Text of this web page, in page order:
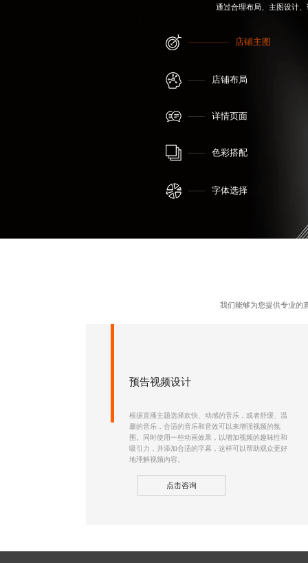
通过合理布局、主图设计
店铺主图
店铺布局
详情页面
色彩搭配
字体选择
我们能够为您提供专业的
预告视频设计
根据直播主题选择欢快、动感的音乐，或者舒缓、温
馨的音乐，合适的音乐和音效可以来增强视频的氛
围。同时使用一些动画效果，以增加视频的趣味性和
吸引力，并添加合适的字幕，这样可以帮助观众更好
地理解视频内容。
点击咨询